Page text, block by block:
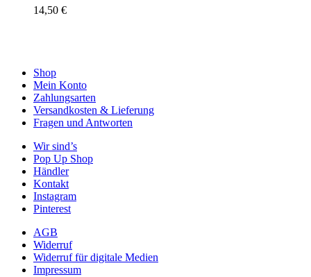
14,50 €
Shop
Mein Konto
Zahlungsarten
Versandkosten & Lieferung
Fragen und Antworten
Wir sind’s
Pop Up Shop
Händler
Kontakt
Instagram
Pinterest
AGB
Widerruf
Widerruf für digitale Medien
Impressum